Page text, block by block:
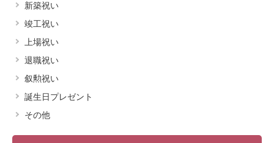
ズバリいくらかかるの？胡蝶蘭の相場・価格を大公開！
【贈る人、贈られた人必見】胡蝶蘭のラッピングはどうするの？
新築祝い
竣工祝い
上場祝い
退職祝い
叙勲祝い
誕生日プレゼント
その他